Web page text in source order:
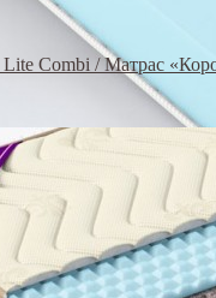
Combi / Матрас